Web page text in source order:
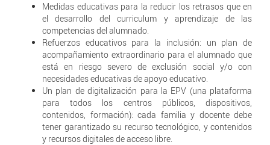
Medidas educativas para la reducir los retrasos que en
el desarrollo del curriculum y aprendizaje de las
competencias del alumnado.
Refuerzos educativos para la inclusión: un plan de
acompañamiento extraordinario para el alumnado que
está en riesgo severo de exclusión social y/o con
necesidades educativas de apoyo educativo.
Un plan de digitalización para la EPV (una plataforma
para todos los centros públicos, dispositivos,
contenidos, formación): cada familia y docente debe
tener garantizado su recurso tecnológico, y contenidos
y recursos digitales de acceso libre.